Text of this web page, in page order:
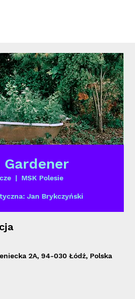
Gardener
  |
MSK Polesie
Jan Brykczyński
2A, 94-030 Łódź, Polska